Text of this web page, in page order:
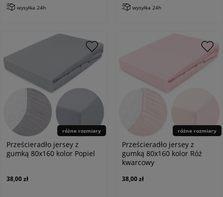
wysyłka 24h wysyłka 24h
różne rozmiary
Prześcieradło jersey z
gumką 80x160 kolor Popiel
38,00 zł
różne rozmiary
Prześcieradło jersey z
gumką 80x160 kolor Róż
kwarcowy
38,00 zł